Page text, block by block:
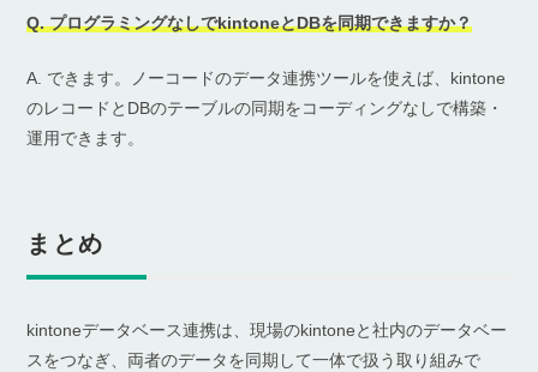
Q. プログラミングなしでkintoneとDBを同期できますか？
A. できます。ノーコードのデータ連携ツールを使えば、kintone
のレコードとDBのテーブルの同期をコーディングなしで構築・
運用できます。
まとめ
kintoneデータベース連携は、現場のkintoneと社内のデータベー
スをつなぎ、両者のデータを同期して一体で扱う取り組みで